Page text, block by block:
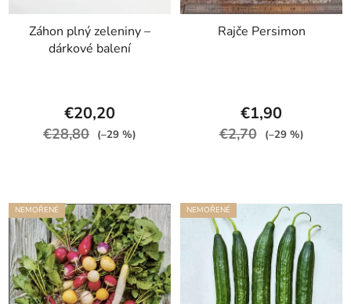
Záhon plný zeleniny –
dárkové balení
€20,20
€28,80 (–29 %)
Rajče Persimon
€1,90
€2,70 (–29 %)
NEMOŘENÉ NEMOŘENÉ